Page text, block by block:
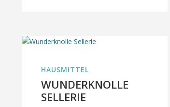
HAUSMITTEL
WUNDERKNOLLE
SELLERIE